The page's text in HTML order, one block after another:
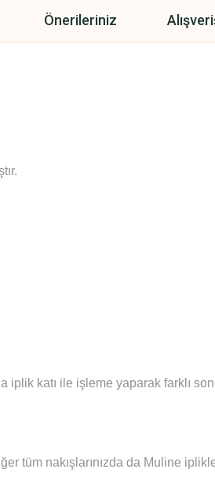
Önerileriniz
iplik katı ile işleme yaparak farklı
tüm nakışlarınızda da Muline